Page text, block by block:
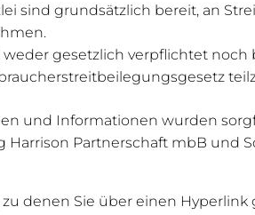
sind grundsätzlich bereit, an
gesetzlich verpflichtet
und Informationen wurden
Partnerschaft mbB und
denen Sie über einen Hyperlink